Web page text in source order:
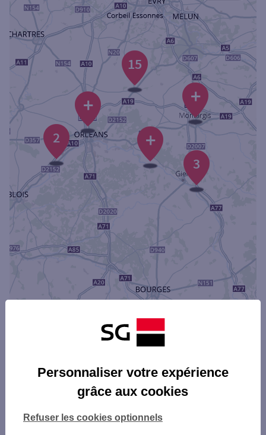
ou
Ville / Code postal
Rechercher
+
+
15
+
3
2
département
CHÂLETTE-SUR-LOING
limitrophes
Personnaliser votre expérience
grâce aux cookies
Refuser les cookies optionnels